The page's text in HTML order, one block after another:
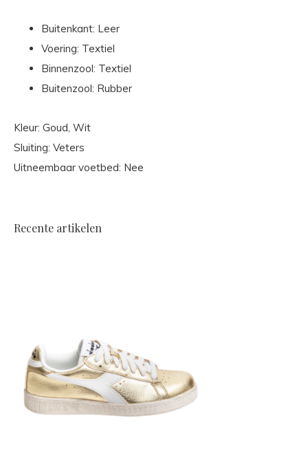
Buitenkant: Leer
Voering: Textiel
Binnenzool: Textiel
Buitenzool: Rubber
Kleur: Goud, Wit
Sluiting: Veters
Uitneembaar voetbed: Nee
Recente artikelen